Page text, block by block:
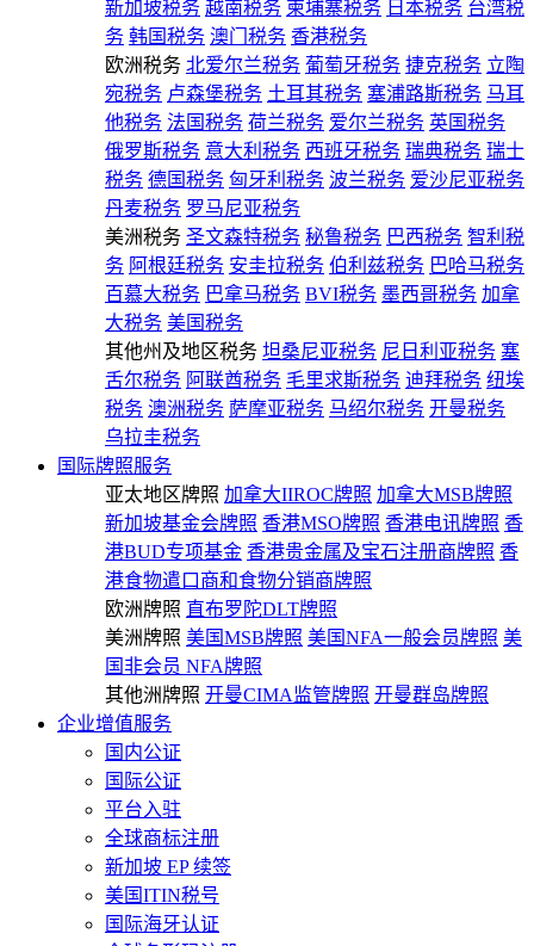
新加坡税务 越南税务 柬埔寨税务 日本税务 台湾税
务 韩国税务 澳门税务 香港税务
欧洲税务 北爱尔兰税务 葡萄牙税务 捷克税务 立陶
宛税务 卢森堡税务 土耳其税务 塞浦路斯税务 马耳
他税务 法国税务 荷兰税务 爱尔兰税务 英国税务
俄罗斯税务 意大利税务 西班牙税务 瑞典税务 瑞士
税务 德国税务 匈牙利税务 波兰税务 爱沙尼亚税务
丹麦税务 罗马尼亚税务
美洲税务 圣文森特税务 秘鲁税务 巴西税务 智利税
务 阿根廷税务 安圭拉税务 伯利兹税务 巴哈马税务
百慕大税务 巴拿马税务 BVI税务 墨西哥税务 加拿
大税务 美国税务
其他州及地区税务 坦桑尼亚税务 尼日利亚税务 塞
舌尔税务 阿联酋税务 毛里求斯税务 迪拜税务 纽埃
税务 澳洲税务 萨摩亚税务 马绍尔税务 开曼税务
乌拉圭税务
国际牌照服务
亚太地区牌照 加拿大IIROC牌照 加拿大MSB牌照
新加坡基金会牌照 香港MSO牌照 香港电讯牌照 香
港BUD专项基金 香港贵金属及宝石注册商牌照 香
港食物遣口商和食物分销商牌照
欧洲牌照 直布罗陀DLT牌照
美洲牌照 美国MSB牌照 美国NFA一般会员牌照 美
国非会员 NFA牌照
其他洲牌照 开曼CIMA监管牌照 开曼群岛牌照
企业增值服务
国内公证
国际公证
平台入驻
全球商标注册
新加坡 EP 续签
美国ITIN税号
国际海牙认证